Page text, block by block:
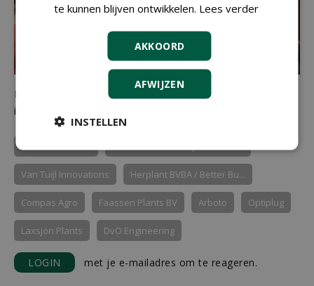
Daan van Os van DvO Engineering
spreekt veel zeer
interessante bezoekers: 'Ik mag niet klagen!'
Van Tuijl Innovations Herplant BVBA / Better Bu...
Compas Agro Faassen Plants BV Arboto Optiplug
Laxsjon Plants DvO Engineering
LOGIN met je e-mailadres om te reageren.
te kunnen blijven ontwikkelen. Lees verder
AKKOORD
AFWIJZEN
INSTELLEN